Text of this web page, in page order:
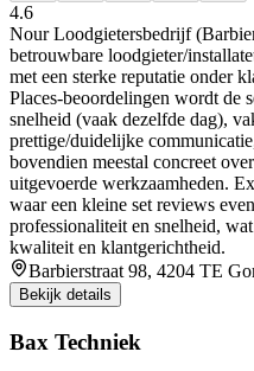
4.6
Nour Loodgietersbedrijf
betrouwbare loodgieter/
met een sterke reputatie onder
Places-beoordelingen wordt de
snelheid (vaak dezelfde dag),
prettige/duidelijke
bovendien meestal concreet
uitgevoerde werkzaamheden.
waar een kleine set reviews
professionaliteit en snelheid,
kwaliteit en klantgerichtheid.
Barbierstraat 98, 4204 TE
Bekijk details
Bax Techniek